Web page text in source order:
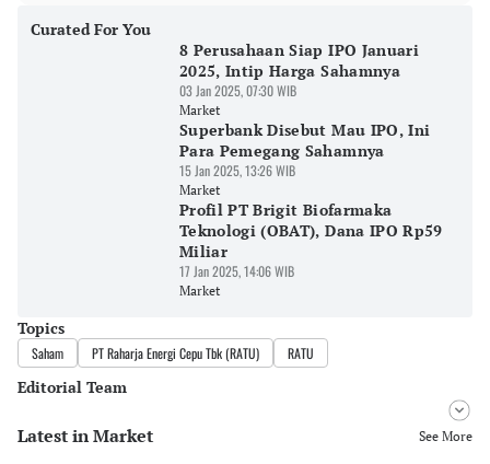
Curated For You
8 Perusahaan Siap IPO Januari
2025, Intip Harga Sahamnya
03 Jan 2025, 07:30 WIB
Market
Superbank Disebut Mau IPO, Ini
Para Pemegang Sahamnya
15 Jan 2025, 13:26 WIB
Market
Profil PT Brigit Biofarmaka
Teknologi (OBAT), Dana IPO Rp59
Miliar
17 Jan 2025, 14:06 WIB
Market
Topics
Saham PT Raharja Energi Cepu Tbk (RATU) RATU
Editorial Team
Editor
Latest in Market See More